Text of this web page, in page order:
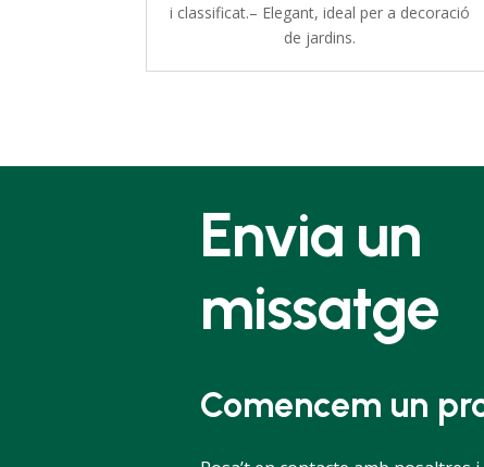
i classificat.– Elegant, ideal per a decoració
de jardins.
Envia un
missatge
Comencem un